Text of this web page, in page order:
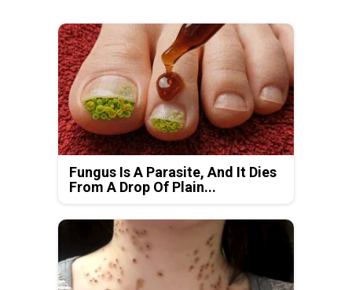
Fungus Is A Parasite, And It Dies
From A Drop Of Plain...